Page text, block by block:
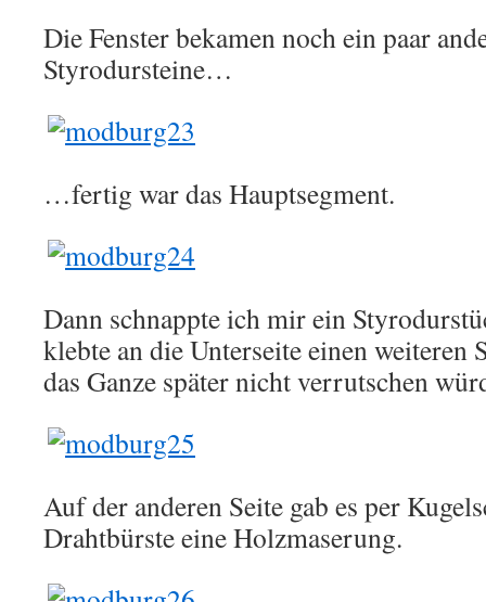
Die Fenster bekamen noch ein paar
Styrodursteine…
…fertig war das Hauptsegment.
Dann schnappte ich mir ein
klebte an die Unterseite einen
das Ganze später nicht verrutschen
Auf der anderen Seite gab es per
Drahtbürste eine Holzmaserung.